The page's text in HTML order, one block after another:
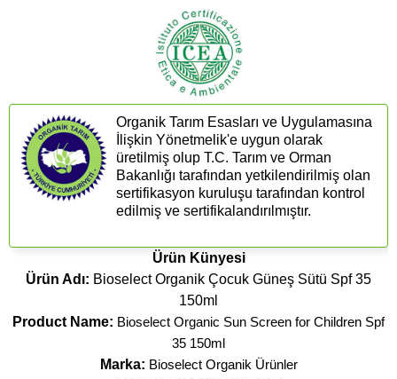
Organik Tarım Esasları ve Uygulamasına
İlişkin Yönetmelik'e uygun olarak
üretilmiş olup T.C. Tarım ve Orman
Bakanlığı tarafından yetkilendirilmiş olan
sertifikasyon kuruluşu tarafından kontrol
edilmiş ve sertifikalandırılmıştır.
Ürün Künyesi
Ürün Adı: Bioselect Organik Çocuk Güneş Sütü Spf 35
150ml
Product Name: Bioselect Organic Sun Screen for Children Spf
35 150ml
Marka: Bioselect Organik Ürünler